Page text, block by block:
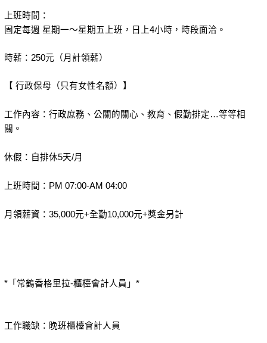
上班時間：
固定每週 星期一～星期五上班，日上4小時，時段面洽。
時薪：250元（月計領薪）
【 行政保母（只有女性名額）】
工作內容：行政庶務、公關的關心、教育、假勤排定…等等相
關。
休假：自排休5天/月
上班時間：PM 07:00-AM 04:00
月領薪資：35,000元+全勤10,000元+獎金另計
*「常鶴香格里拉-櫃檯會計人員」*
工作職缺：晚班櫃檯會計人員